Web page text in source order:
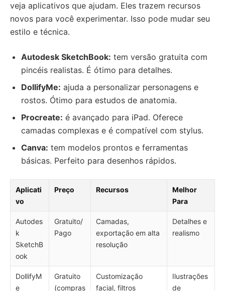
veja aplicativos que ajudam. Eles trazem recursos
novos para você experimentar. Isso pode mudar seu
estilo e técnica.
Autodesk SketchBook: tem versão gratuita com
pincéis realistas. É ótimo para detalhes.
DollifyMe: ajuda a personalizar personagens e
rostos. Ótimo para estudos de anatomia.
Procreate: é avançado para iPad. Oferece
camadas complexas e é compatível com stylus.
Canva: tem modelos prontos e ferramentas
básicas. Perfeito para desenhos rápidos.
Aplicati
vo
Preço Recursos
Melhor
Para
Autodes
k
SketchB
ook
Gratuito/
Pago
Camadas,
exportação em alta
resolução
Detalhes e
realismo
DollifyM
e
Gratuito
(compras
Customização
facial, filtros
Ilustrações
de